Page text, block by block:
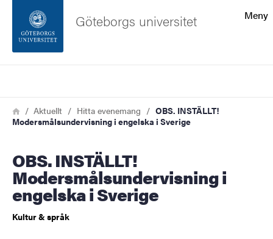
Sidfoten
Om webbplatsen
Meny
Göteborgs universitet
Länkstig
HemAktuellt Hitta evenemang
OBS. INSTÄLLT!
Modersmålsundervisning i engelska i Sverige
OBS. INSTÄLLT!
Modersmålsundervisning i
engelska i Sverige
Kultur & språk